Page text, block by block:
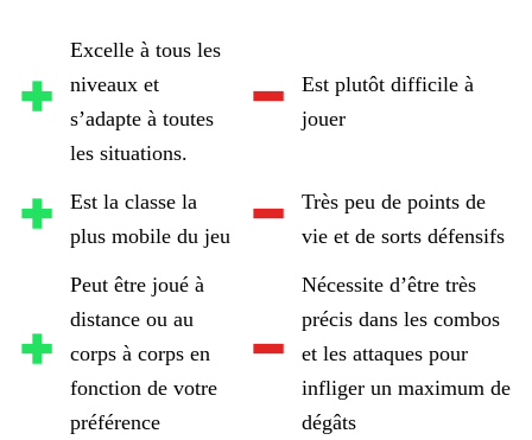
Excelle à tous les
niveaux et
s’adapte à toutes
les situations.
Est plutôt difficile à
jouer
Est la classe la
plus mobile du jeu
Très peu de points de
vie et de sorts défensifs
Peut être joué à
distance ou au
corps à corps en
fonction de votre
préférence
Nécessite d’être très
précis dans les combos
et les attaques pour
infliger un maximum de
dégâts